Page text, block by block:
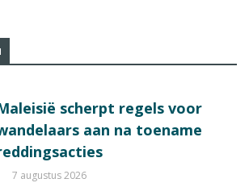
scherpt regels voor
aan na toename
7 augustus 2026